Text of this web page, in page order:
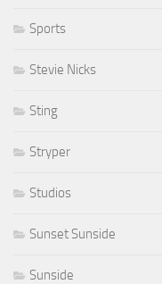
Sports
Stevie Nicks
Sting
Stryper
Studios
Sunset Sunside
Sunside